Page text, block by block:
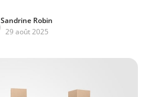
Sandrine Robin
29 août 2025